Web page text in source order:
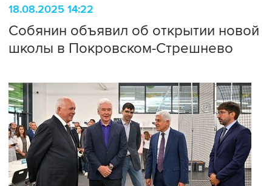
18.08.2025 14:22
Собянин объявил об открытии новой
школы в Покровском-Стрешнево